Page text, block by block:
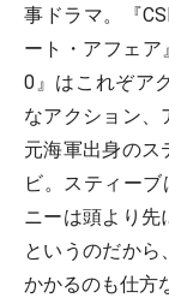
事ドラマ。『
ート・アフェア
0』はこれぞア
なアクション、
元海軍出身のス
ビ。スティー
ニーは頭より先
というのだか
かかるのも仕方